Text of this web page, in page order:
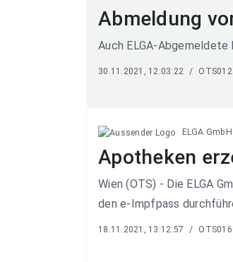
Abmeldung
Auch ELGA-
30.11.2021, 12:03:22 /
ELGA GmbH
Apotheken
Wien (OTS) - Die ELGA
den e-Impfpass
18.11.2021, 13:12:57 /